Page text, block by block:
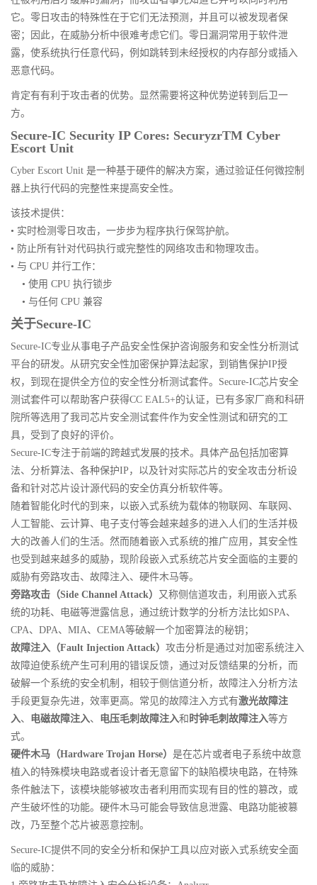
它。零日攻击的特殊性在于它们无法预测，并且可以被发现者保
密；因此，在威胁分析中很难考虑它们。零日漏洞常用于软件泄
露，使系统执行任意代码，例如跳转到未经授权的内存部分或插入
恶意代码。
肯定有有利于攻击者的优势。显然需要将这种优势逆转到后卫一
方。
Secure-IC Security IP Cores: SecuryzrTM Cyber
Escort Unit
Cyber Escort Unit 是一种基于硬件的解决方案，通过验证任何微控制
器上执行代码的完整性来提高安全性。
该技术提供：
• 实时检测零日攻击，一步步为程序执行保驾护航。
• 防止所有针对代码执行或完整性的网络攻击和物理攻击。
• 与 CPU 并行工作：
• 使用 CPU 执行锁步
• 与任何 CPU 兼容
关于Secure-IC
Secure-IC专业从事电子产品安全性保护咨询服务和安全性分析测试
平台的研发。从研究安全性加密保护算法起家，到销售保护IP授
权，到现在提供全方位的安全性分析测试套件。Secure-IC芯片安全
测试套件可以帮助客户获得CC EAL5+的认证，已有多家厂商和科研
院所等选用了我司芯片安全测试套件作为安全性测试和研究的工
具，受到了良好的评价。
Secure-IC专注于前端的跨越式发展的技术。具体产品包括加密算
法、分析算法、各种保护IP，以及针对实际芯片的安全攻击分析设
备和针对芯片设计源代码的安全仿真分析软件等。
随着智能化时代的到来，以嵌入式系统为载体的物联网、车联网、
人工智能、云计算、电子支付等会越来越多的进入人们的生活并极
大的改善人们的生活。然而随着嵌入式系统的推广应用，其安全性
也受到越来越多的威胁，现阶段嵌入式系统芯片安全面临的主要的
威胁有旁路攻击、故障注入、硬件木马等。
旁路攻击（Side Channel Attack）
又称侧信道攻击，利用嵌入式系
统的功耗、电磁等泄露信息，通过统计数学的分析方法比如SPA、
CPA、DPA、MIA、CEMA等破解一个加密算法的秘钥；
故障注入（Fault Injection Attack） 攻击分析是通过对加密系统注入
故障迫使系统产生可利用的错误反馈，通过对反馈结果的分析，而
破解一个系统的安全机制，相较于侧信道分析，故障注入分析方法
手段更复杂先进，效率更高。常见的故障注入方式有激光故障注
入、 电磁故障注入、 电压毛刺故障注入和 时钟毛刺故障注入等方
式。
硬件木马（Hardware Trojan Horse） 是在芯片或者电子系统中故意
植入的特殊模块电路或者设计者无意留下的缺陷模块电路，在特殊
条件触法下，该模块能够被攻击者利用而实现有目的性的篡改，或
产生破坏性的功能。硬件木马可能会导致信息泄露、电路功能被篡
改，乃至整个芯片被恶意控制。
Secure-IC提供不同的安全分析和保护工具以应对嵌入式系统安全面
临的威胁：